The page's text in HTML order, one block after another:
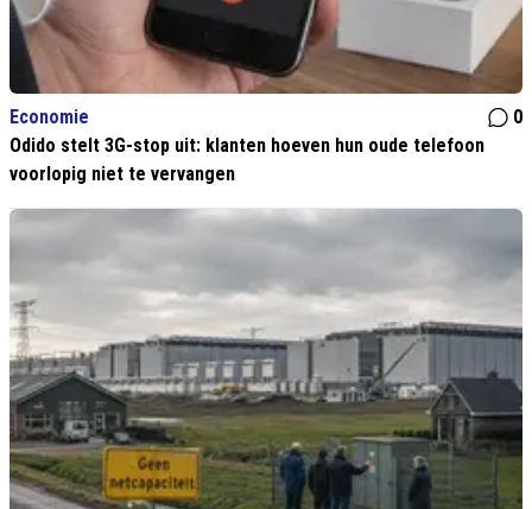
Economie
0
Odido stelt 3G-stop uit: klanten hoeven hun oude telefoon
voorlopig niet te vervangen